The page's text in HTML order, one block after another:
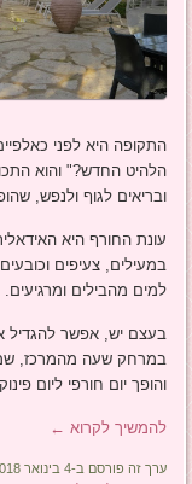
התקופה היא לפני
הלהיט החדש?" והוא
ובריאים לגוף ולנפש,
עונת החורף היא
במעילים, צעיפים
למים מהבילים ומרגיעים.
בעצם יש, אפשר להגדיל
במרחק שעה מהמרכז,
והופך יום חורפי ליום
להמשיך לקרוא ←
ערך זה פורסם ב-4 בינואר 2018, ב-